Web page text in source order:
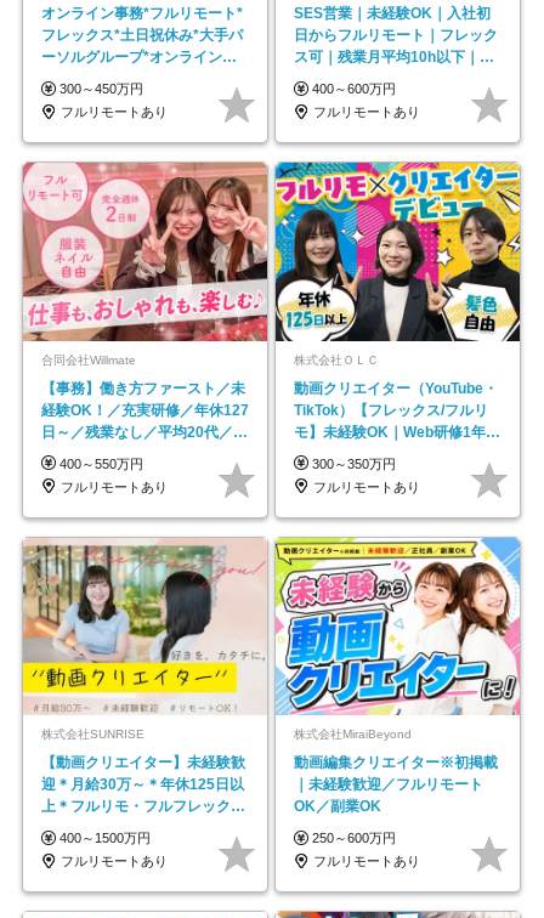
オンライン事務*フルリモート*
フレックス*土日祝休み*大手パ
ーソルグループ*オンライン面
接*30～40代活躍中
300～450万円
フルリモートあり
SES営業｜未経験OK｜入社初
日からフルリモート｜フレック
ス可｜残業月平均10h以下｜事
業立ち上げメンバー
400～600万円
フルリモートあり
合同会社Willmate
【事務】働き方ファースト／未
経験OK！／充実研修／年休127
日～／残業なし／平均20代／リ
モートOK
400～550万円
フルリモートあり
株式会社ＯＬＣ
動画クリエイター（YouTube・
TikTok）【フレックス/フルリ
モ】未経験OK｜Web研修1年間
｜副業OK
300～350万円
フルリモートあり
株式会社SUNRISE
【動画クリエイター】未経験歓
迎＊月給30万～＊年休125日以
上＊フルリモ・フルフレックス
◆10名の採用が決定◆
400～1500万円
フルリモートあり
株式会社MiraiBeyond
動画編集クリエイター※初掲載
｜未経験歓迎／フルリモート
OK／副業OK
250～600万円
フルリモートあり